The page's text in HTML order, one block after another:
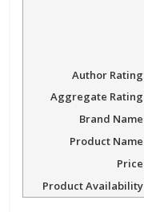
Author Rating
Aggregate Rating
Brand Name
Product Name
Price
Product Availability